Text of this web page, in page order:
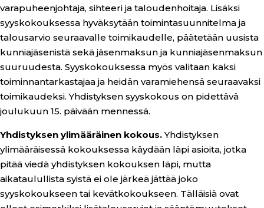
varapuheenjohtaja, sihteeri ja taloudenhoitaja. Lisäksi
syyskokouksessa hyväksytään toimintasuunnitelma ja
talousarvio seuraavalle toimikaudelle, päätetään uusista
kunniajäsenistä sekä jäsenmaksun ja kunniajäsenmaksun
suuruudesta. Syyskokouksessa myös valitaan kaksi
toiminnantarkastajaa ja heidän varamiehensä seuraavaksi
toimikaudeksi. Yhdistyksen syyskokous on pidettävä
joulukuun 15. päivään mennessä.
Yhdistyksen ylimääräinen kokous.Yhdistyksen
ylimääräisessä kokouksessa käydään läpi asioita, jotka
pitää viedä yhdistyksen kokouksen läpi, mutta
aikataulullista syistä ei ole järkeä jättää joko
syyskokoukseen tai kevätkokoukseen. Tälläisiä ovat